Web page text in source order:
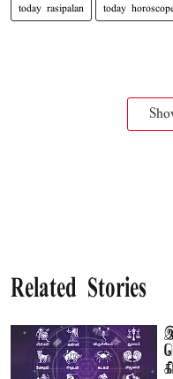
today rasipalan today
Related Stories